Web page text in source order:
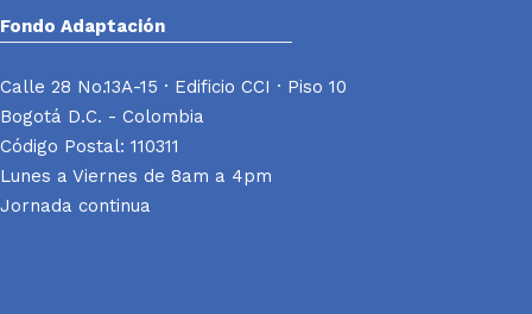
Fondo Adaptación
Calle 28 No.13A-15 · Edificio CCI · Piso 10
Bogotá D.C. - Colombia
Código Postal: 110311
Lunes a Viernes de 8am a 4pm
Jornada continua